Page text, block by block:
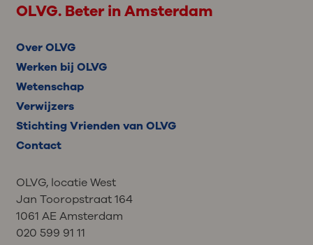
OLVG. Beter in Amsterdam
Over OLVG
Werken bij OLVG
Wetenschap
Verwijzers
Stichting Vrienden van OLVG
Contact
OLVG, locatie West
Jan Tooropstraat 164
1061 AE Amsterdam
020 599 91 11